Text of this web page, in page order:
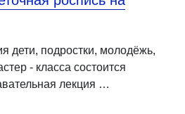
дети, подростки, молодёжь,
- класса состоится
лекция …